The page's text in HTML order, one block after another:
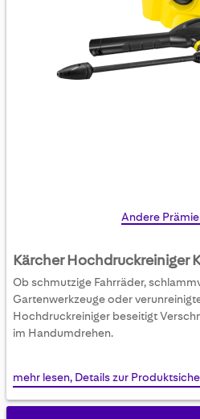
Skip
of
the
Andere
Kärcher Hochdruckreiniger
Ob schmutzige Fahrräder,
Gartenwerkzeuge oder
Hochdruckreiniger beseitigt
im Handumdrehen.
mehr lesen, Details zur